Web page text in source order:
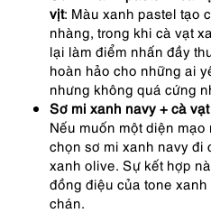
vịt: Màu xanh pastel tạo
nhàng, trong khi cà vạt
lại làm điểm nhấn đầy
hoàn hảo cho những ai
nhưng không quá cứng
Sơ mi xanh navy + cà
Nếu muốn một diện
chọn sơ mi xanh navy đi
xanh olive. Sự kết hợp
đồng điệu của tone
chán.